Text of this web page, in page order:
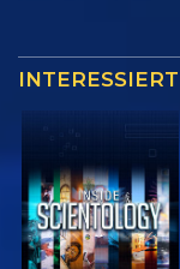
INTERESSIERT